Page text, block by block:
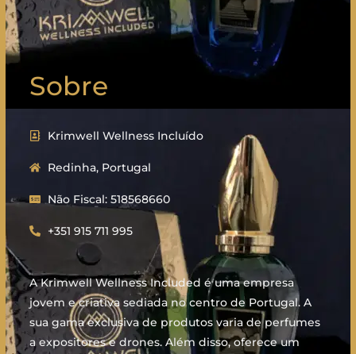
Sobre
Krimwell Wellness Incluído
Redinha, Portugal
Não Fiscal: 518568660
+351 915 711 995
A Krimwell Wellness Included é uma empresa
jovem e criativa sediada no centro de Portugal. A
sua gama exclusiva de produtos varia de perfumes
a expositores e drones. Além disso, oferece um